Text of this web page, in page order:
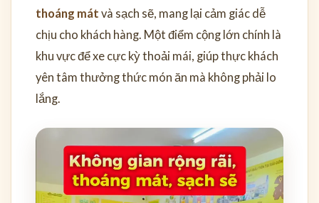
thoáng mát và sạch sẽ, mang lại cảm giác dễ
chịu cho khách hàng. Một điểm cộng lớn chính là
khu vực để xe cực kỳ thoải mái, giúp thực khách
yên tâm thưởng thức món ăn mà không phải lo
lắng.